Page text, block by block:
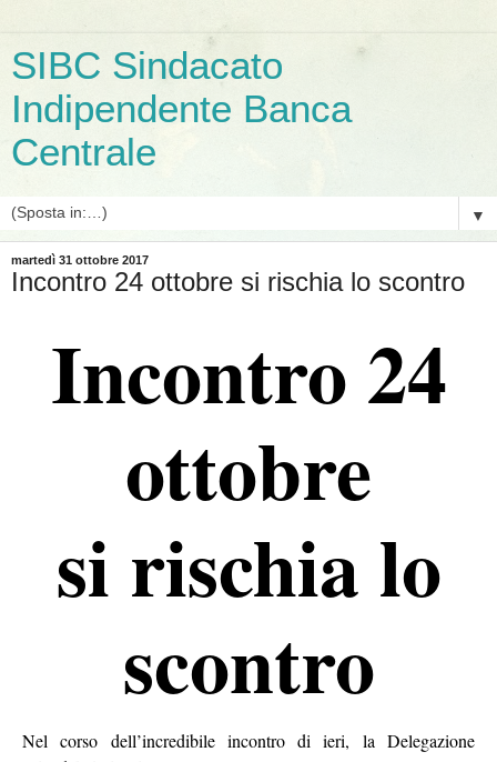
SIBC Sindacato
Indipendente Banca
Centrale
▼
martedì 31 ottobre 2017
Incontro 24 ottobre si rischia lo scontro
Incontro 24
ottobre
si rischia lo
scontro
Nel corso dell’incredibile incontro di ieri, la Delegazione